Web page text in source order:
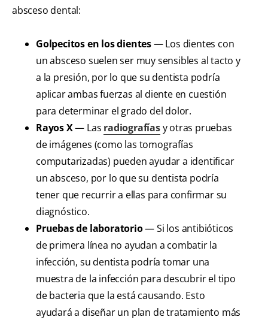
absceso dental:
Golpecitos en los dientes— Los dientes con
un absceso suelen ser muy sensibles al tacto y
a la presión, por lo que su dentista podría
aplicar ambas fuerzas al diente en cuestión
para determinar el grado del dolor.
Rayos X— Las radiografíasy otras pruebas
de imágenes (como las tomografías
computarizadas) pueden ayudar a identificar
un absceso, por lo que su dentista podría
tener que recurrir a ellas para confirmar su
diagnóstico.
Pruebas de laboratorio— Si los antibióticos
de primera línea no ayudan a combatir la
infección, su dentista podría tomar una
muestra de la infección para descubrir el tipo
de bacteria que la está causando. Esto
ayudará a diseñar un plan de tratamiento más